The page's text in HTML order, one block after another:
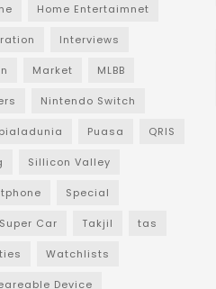
Home Entertaimnet
Interviews
Market MLBB
Nintendo Switch
pialadunia Puasa QRIS
Sillicon Valley
Special
Super Car Takjil tas
Watchlists
Device